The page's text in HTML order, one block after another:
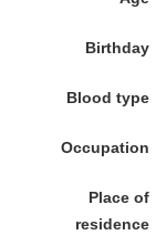
Birthday
Blood type
Occupation
Place of
residence